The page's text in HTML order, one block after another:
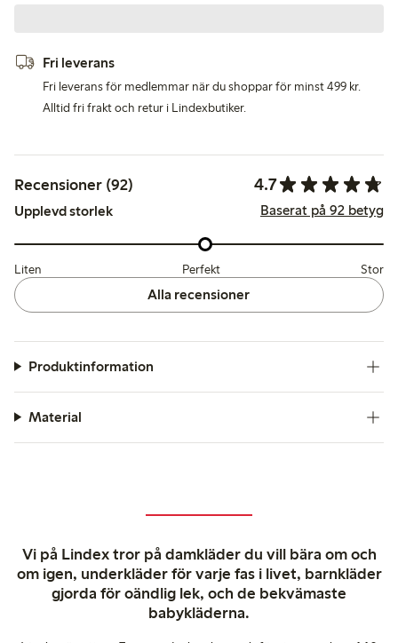
Fri leverans
Fri leverans för medlemmar när du shoppar för minst 499 kr.
Alltid fri frakt och retur i Lindexbutiker.
Recensioner (92) 4.7
Upplevd storlek Baserat på 92 betyg
Liten Perfekt Stor
Alla recensioner
Produktinformation
Material
Vi på Lindex tror på damkläder du vill bära om och
om igen, underkläder för varje fas i livet, barnkläder
gjorda för oändlig lek, och de bekvämaste
babykläderna.